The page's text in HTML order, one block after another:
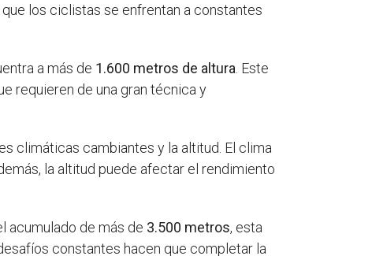
los ciclistas se enfrentan a constantes
a más de 1.600 metros de altura. Este
requieren de una gran técnica y
climáticas cambiantes y la altitud. El clima
la altitud puede afectar el rendimiento
acumulado de más de 3.500 metros, esta
constantes hacen que completar la